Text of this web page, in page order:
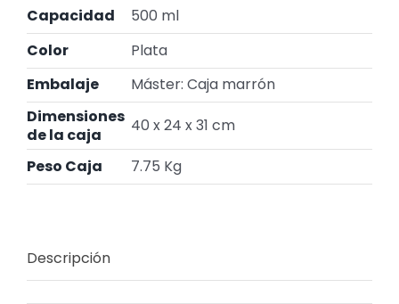
Capacidad
500 ml
Color
Plata
Embalaje
Máster: Caja marrón
Dimensiones
de la caja
40 x 24 x 31 cm
Peso Caja
7.75 Kg
Descripción